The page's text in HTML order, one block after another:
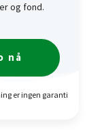
og fond.
nå
er ingen garanti